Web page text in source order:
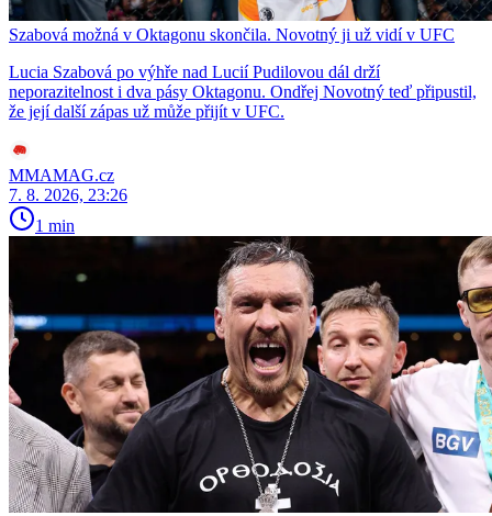
Szabová možná v Oktagonu skončila. Novotný ji už vidí v UFC
Lucia Szabová po výhře nad Lucií Pudilovou dál drží
neporazitelnost i dva pásy Oktagonu. Ondřej Novotný teď připustil,
že její další zápas už může přijít v UFC.
MMAMAG.cz
7. 8. 2026, 23:26
1 min